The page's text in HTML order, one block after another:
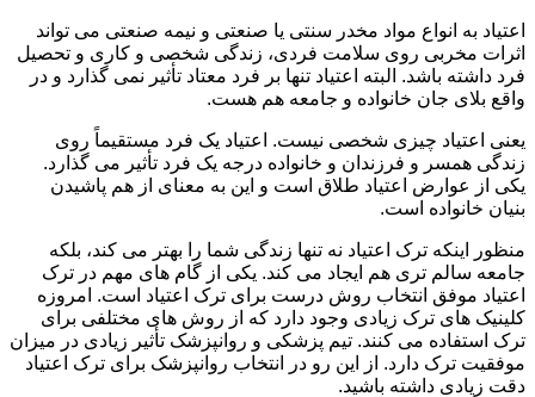
اعتیاد به انواع مواد مخدر سنتی یا صنعتی و نیمه صنعتی می تواند
اثرات مخربی روی سلامت فردی، زندگی شخصی و کاری و تحصیل
فرد داشته باشد. البته اعتیاد تنها بر فرد معتاد تأثیر نمی گذارد و در
واقع بلای جان خانواده و جامعه هم هست.
یعنی اعتیاد چیزی شخصی نیست. اعتیاد یک فرد مستقیماً روی
زندگی همسر و فرزندان و خانواده درجه یک فرد تأثیر می گذارد.
یکی از عوارض اعتیاد طلاق است و این به معنای از هم پاشیدن
بنیان خانواده است.
منظور اینکه ترک اعتیاد نه تنها زندگی شما را بهتر می کند، بلکه
جامعه سالم تری هم ایجاد می کند. یکی از گام های مهم در ترک
اعتیاد موفق انتخاب روش درست برای ترک اعتیاد است. امروزه
کلینیک های ترک زیادی وجود دارد که از روش های مختلفی برای
ترک استفاده می کنند. تیم پزشکی و روانپزشک تأثیر زیادی در میزان
موفقیت ترک دارد. از این رو در انتخاب روانپزشک برای ترک اعتیاد
دقت زیادی داشته باشید.